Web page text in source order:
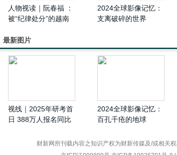
人物视读｜阮春福 ：
被“纪律处分”的越南
腐舞弊案”请辞
2024全球影像记忆：
支离破碎的世界
最新图片
视线｜2025年研考首
日 388万人报名同比
2024全球影像记忆：
百孔千疮的地球
财新网所刊载内容之知识产权为财新传媒及/或相关